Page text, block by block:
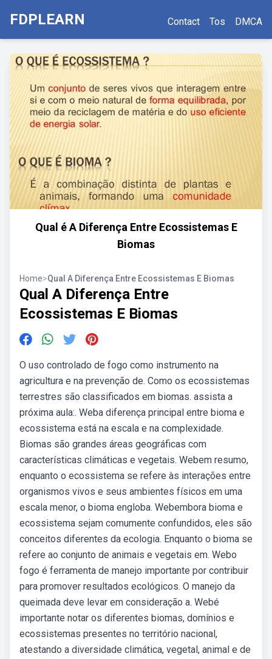
FDPLEARN Contact Tos DMCA
Qual é A Diferença Entre Ecossistemas E
Biomas
Home>Qual A Diferença Entre Ecossistemas E Biomas
Qual A Diferença Entre
Ecossistemas E Biomas
O uso controlado de fogo como instrumento na
agricultura e na prevenção de. Como os ecossistemas
terrestres são classificados em biomas. assista a
próxima aula:. Weba diferença principal entre bioma e
ecossistema está na escala e na complexidade.
Biomas são grandes áreas geográficas com
características climáticas e vegetais. Webem resumo,
enquanto o ecossistema se refere às interações entre
organismos vivos e seus ambientes físicos em uma
escala menor, o bioma engloba. Webembora bioma e
ecossistema sejam comumente confundidos, eles são
conceitos diferentes da ecologia. Enquanto o bioma se
refere ao conjunto de animais e vegetais em. Webo
fogo é ferramenta de manejo importante por contribuir
para promover resultados ecológicos. O manejo da
queimada deve levar em consideração a. Webé
importante notar os diferentes biomas, domínios e
ecossistemas presentes no território nacional,
atestando a diversidade climática, vegetal, animal e de